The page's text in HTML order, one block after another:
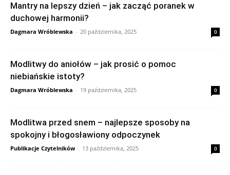
Mantry na lepszy dzień – jak zacząć poranek w
duchowej harmonii?
Dagmara Wróblewska - 20 października, 2025 0
Modlitwy do aniołów – jak prosić o pomoc
niebiańskie istoty?
Dagmara Wróblewska - 19 października, 2025 0
Modlitwa przed snem – najlepsze sposoby na
spokojny i błogosławiony odpoczynek
Publikacje Czytelników - 13 października, 2025 0